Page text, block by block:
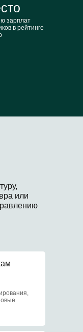
зарплат
в рейтинге
или